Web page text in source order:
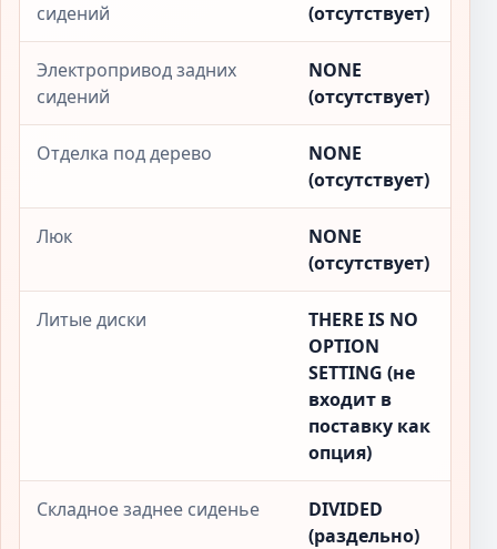
сидений
(отсутствует)
Электропривод задних
сидений
NONE
(отсутствует)
Отделка под дерево
NONE
(отсутствует)
Люк
NONE
(отсутствует)
Литые диски
THERE IS NO
OPTION
SETTING (не
входит в
поставку как
опция)
Складное заднее сиденье
DIVIDED
(раздельно)